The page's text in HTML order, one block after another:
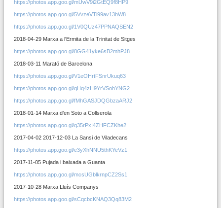
https://photos.app.goo.gl/mUwV9i2GtEQ9f8HP9
https://photos.app.goo.gl/5VvzeVTi99av13hW8
https://photos.app.goo.gl/1V0QUz47PPNAQSEN2
2018-04-29 Marxa a l'Ermita de la Trinitat de Sitges
https://photos.app.goo.gl/8GG41yke6sB2mhPJ8
2018-03-11 Marató de Barcelona
https://photos.app.goo.gl/V1eOHrtFSnrUkuq63
https://photos.app.goo.gl/qHq4zH9YrVSohYNG2
https://photos.app.goo.gl/fMhGASJDQGbzaARJ2
2018-01-14 Marxa d’en Soto a Collserola
https://photos.app.goo.gl/q35rPxI4ZHFCZKhe2
2017-04-02 2017-12-03 La Sansi de Viladecans
https://photos.app.goo.gl/e3yXhNNU5thKYeVz1
2017-11-05 Pujada i baixada a Guanta
https://photos.app.goo.gl/mcsUGblkrnpCZ2Ss1
2017-10-28 Marxa Lluís Companys
https://photos.app.goo.gl/sCqcbcKNAQ3Qq83M2